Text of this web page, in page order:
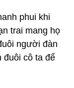
phui khi
trai mang họ
người đàn
đuôi cô ta để